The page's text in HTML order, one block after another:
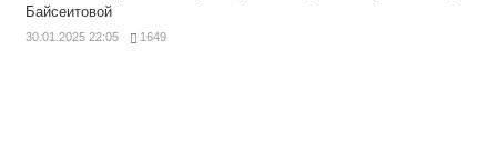
Байсеитовой
30.01.2025 22:05 1649